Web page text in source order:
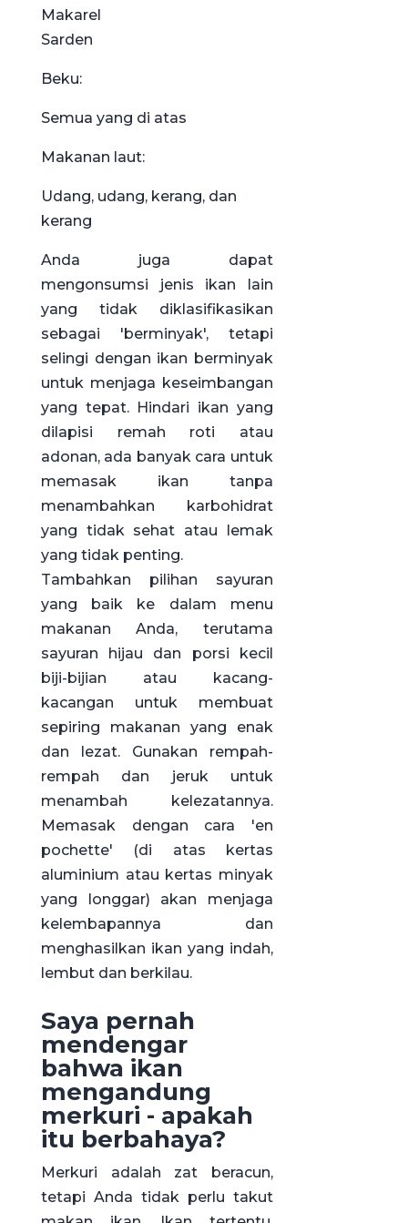
Makarel
Sarden
Beku:
Semua yang di atas
Makanan laut:
Udang, udang, kerang, dan
kerang
Anda juga dapat
mengonsumsi jenis ikan lain
yang tidak diklasifikasikan
sebagai 'berminyak', tetapi
selingi dengan ikan berminyak
untuk menjaga keseimbangan
yang tepat. Hindari ikan yang
dilapisi remah roti atau
adonan, ada banyak cara untuk
memasak ikan tanpa
menambahkan karbohidrat
yang tidak sehat atau lemak
yang tidak penting.
Tambahkan pilihan sayuran
yang baik ke dalam menu
makanan Anda, terutama
sayuran hijau dan porsi kecil
biji-bijian atau kacang-
kacangan untuk membuat
sepiring makanan yang enak
dan lezat. Gunakan rempah-
rempah dan jeruk untuk
menambah kelezatannya.
Memasak dengan cara 'en
pochette' (di atas kertas
aluminium atau kertas minyak
yang longgar) akan menjaga
kelembapannya dan
menghasilkan ikan yang indah,
lembut dan berkilau.
Saya pernah
mendengar
bahwa ikan
mengandung
merkuri - apakah
itu berbahaya?
Merkuri adalah zat beracun,
tetapi Anda tidak perlu takut